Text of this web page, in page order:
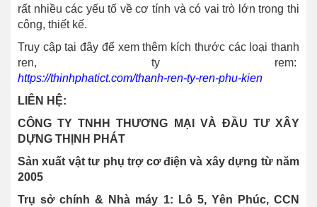
rất nhiều các yếu tố về cơ tính và có vai trò lớn trong thi
công, thiết kế.
Truy cập tại đây để xem thêm kích thước các loại thanh
ren, ty rem:
https://thinhphatict.com/thanh-ren-ty-ren-phu-kien
LIÊN HỆ:
CÔNG TY TNHH THƯƠNG MẠI VÀ ĐẦU TƯ XÂY
DỰNG THỊNH PHÁT
Sản xuất vật tư phụ trợ cơ điện và xây dựng từ năm
2005
Trụ sở chính & Nhà máy 1: Lô 5, Yên Phúc, CCN